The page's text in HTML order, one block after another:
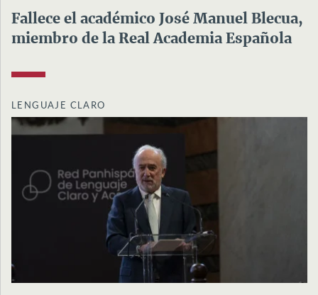
Fallece el académico José Manuel Blecua,
miembro de la Real Academia Española
LENGUAJE CLARO